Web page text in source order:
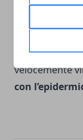
igienizzare
viene a
sia le proprie
velocemente
con